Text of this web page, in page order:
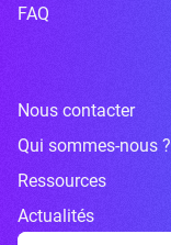
FAQ
Nous contacter
Qui sommes-nous ?
Ressources
Actualités